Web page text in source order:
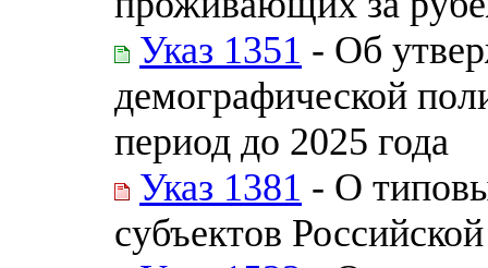
Указ 1351 - Об
демографической
период до 2025 года
Указ 1381 - О
субъектов